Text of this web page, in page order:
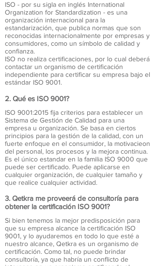
ISO - por su sigla en inglés International
Organization for Standardization - es una
organización internacional para la
estandarización, que publica normas que son
reconocidas internacionalmente por empresas y
consumidores, como un símbolo de calidad y
confianza.
ISO no realiza certificaciones, por lo cual deberá
contactar un organismo de certificación
independiente para certificar su empresa bajo el
estándar ISO 9001.
2. Qué es ISO 9001?
ISO 9001:2015 fija criterios para establecer un
Sistema de Gestión de Calidad para una
empresa u organización. Se basa en ciertos
principios para la gestión de la calidad, con un
fuerte enfoque en el consumidor, la motivacieon
del personal, los procesos y la mejora continua.
Es el único estandar en la familia ISO 9000 que
puede ser certificado. Puede aplicarse en
cualquier organización, de cualquier tamaño y
que realice cualquier actividad.
3. Qetkra me proveerá de consultoría para
obtener la certificación ISO 9001?
Si bien tenemos la mejor predisposición para
que su empresa alcance la certificación ISO
9001, y lo ayudaremos en todo lo que esté a
nuestro alcance, Qetkra es un organismo de
certificación. Como tal, no puede brindar
consultoría, ya que habría un conflicto de